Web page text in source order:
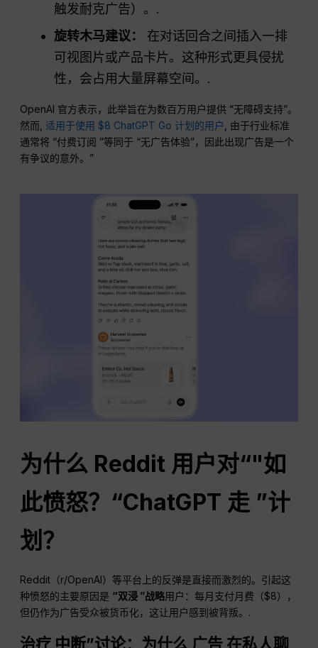
触发耐克广告）。.
旋转木马建议：
在对话回合之间插入一排
可视图片或产品卡片。这种形式更具侵扰
性，会占用大量屏幕空间。.
OpenAI 官方表示，此举旨在为数百万用户提供 “无障碍支持”。
然而, 适用于使用 $8 ChatGPT Go 计划的用户
, 由于行业标准
通常将 “付费订阅 ”等同于 “无广告体验”，因此出现广告是一个
有争议的意外。”
为什么 Reddit 用户对“"如
此愤怒？“ChatGPT 走 ”计
划？
Reddit（r/OpenAI）等平台上的反弹是直接而激烈的。引起这
种愤怒的主要原因是 “双浸 ”战略用户：每月支付月费（$8），
但仍作为广告受众被货币化，这让用户感到被背叛。.
治疗 中断”讨论：为什么 广告 在私人聊